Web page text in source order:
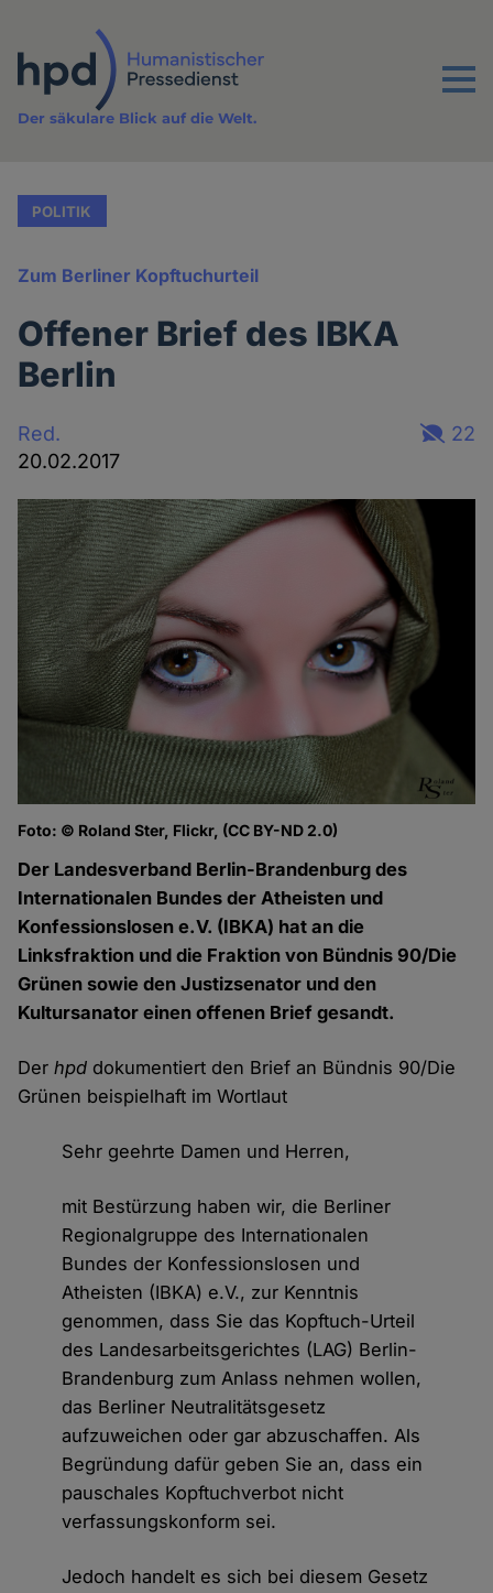
Inhalt
Menu
Der säkulare Blick auf die Welt.
POLITIK
Zum Berliner Kopftuchurteil
Offener Brief des IBKA
Berlin
Red.
20.02.2017
22
Foto: © Roland Ster, Flickr, (CC BY-ND 2.0)
Der Landesverband Berlin-Brandenburg des
Internationalen Bundes der Atheisten und
Konfessionslosen e.V. (IBKA) hat an die
Linksfraktion und die Fraktion von Bündnis 90/Die
Grünen sowie den Justizsenator und den
Kultursanator einen offenen Brief gesandt.
Derhpd dokumentiert den Brief an Bündnis 90/Die
Grünen beispielhaft im Wortlaut
Sehr geehrte Damen und Herren,
mit Bestürzung haben wir, die Berliner
Regionalgruppe des Internationalen
Bundes der Konfessionslosen und
Atheisten (IBKA) e.V., zur Kenntnis
genommen, dass Sie das Kopftuch-Urteil
des Landesarbeitsgerichtes (LAG) Berlin-
Brandenburg zum Anlass nehmen wollen,
das Berliner Neutralitätsgesetz
aufzuweichen oder gar abzuschaffen. Als
Begründung dafür geben Sie an, dass ein
pauschales Kopftuchverbot nicht
verfassungskonform sei.
Jedoch handelt es sich bei diesem Gesetz